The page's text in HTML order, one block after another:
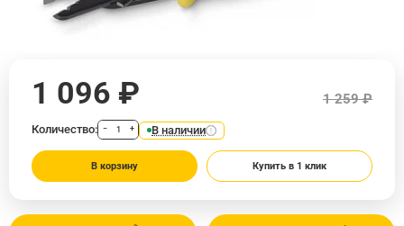
1 096 ₽ 1 259 ₽
Количество: − + В наличии
В корзину Купить в 1 клик